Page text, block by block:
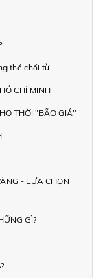
thể chối từ
CHÍ MINH
THỜI "BÃO GIÁ"
- LỰA CHỌN
GÌ?